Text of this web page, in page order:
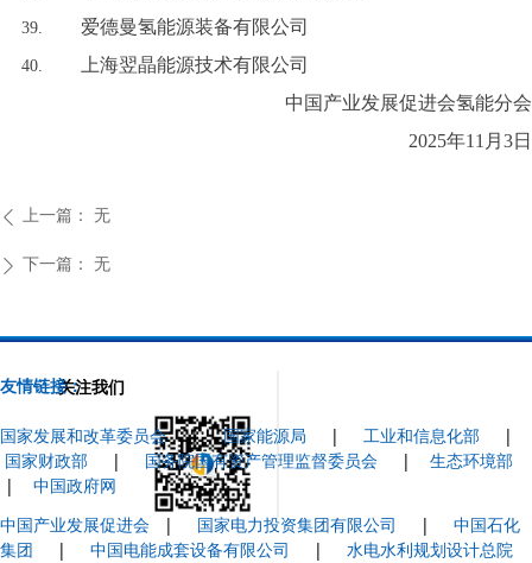
爱德曼氢能源装备有限公司
上海翌晶能源技术有限公司
中国产业发展促进会氢能分会
2025年11月3日
ꄴ 上一篇： 无
ꄲ 下一篇： 无
关注我们
友情链接：
国家发展和改革委员会 |国家能源局 | 工业和信息化部 |
国家财政部 | 国务院国有资产管理监督委员会 | 生态环境部
| 中国政府网
中国产业发展促进会 | 国家电力投资集团有限公司 | 中国石化
集团
| 中国电能成套设备有限公司 | 水电水利规划设计总院